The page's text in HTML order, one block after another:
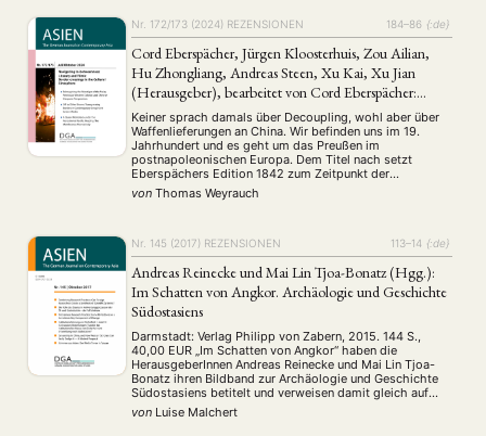
Nr. 172/173 (2024) REZENSIONEN 184–86 {:de}
Cord Eberspächer, Jürgen Kloosterhuis, Zou Ailian,
Hu Zhongliang, Andreas Steen, Xu Kai, Xu Jian
(Herausgeber), bearbeitet von Cord Eberspächer:
Preußen-Deutschland und China 1842–1911. Eine
kommentierte Quellenedition.
Keiner sprach damals über Decoupling, wohl aber über
Waffenlieferungen an China. Wir befinden uns im 19.
Jahrhundert und es geht um das Preußen im
postnapoleonischen Europa. Dem Titel nach setzt
Eberspächers Edition 1842 zum Zeitpunkt der
Beendigung des Ersten Opiumkrieges durch den sino-
britischen Vertrag von Nanjing an, welcher als Beginn der
von Thomas Weyrauch
Nr. 145 (2017) REZENSIONEN 113–14 {:de}
Andreas Reinecke und Mai Lin Tjoa-Bonatz (Hgg.):
Im Schatten von Angkor. Archäologie und Geschichte
Südostasiens
Darmstadt: Verlag Philipp von Zabern, 2015. 144 S.,
40,00 EUR „Im Schatten von Angkor“ haben die
HerausgeberInnen Andreas Reinecke und Mai Lin Tjoa-
Bonatz ihren Bildband zur Archäologie und Geschichte
Südostasiens betitelt und verweisen damit gleich auf
zwei Punkte. Angkor nimmt eine exponierte Stellung im
öffentlichen Bild von Südostasien ein, die sich in
von Luise Malchert